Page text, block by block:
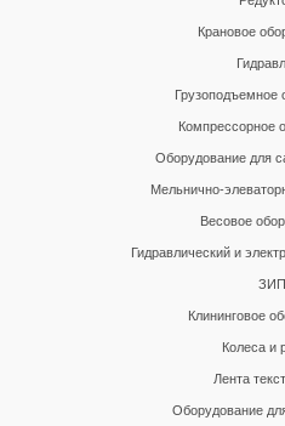
Крановое
Грузоподъемное
Компрессорное
Оборудование для
Мельнично-
Весовое
Гидравлический и
ЗИП
Клининговое
Колеса и
Лента
Оборудование